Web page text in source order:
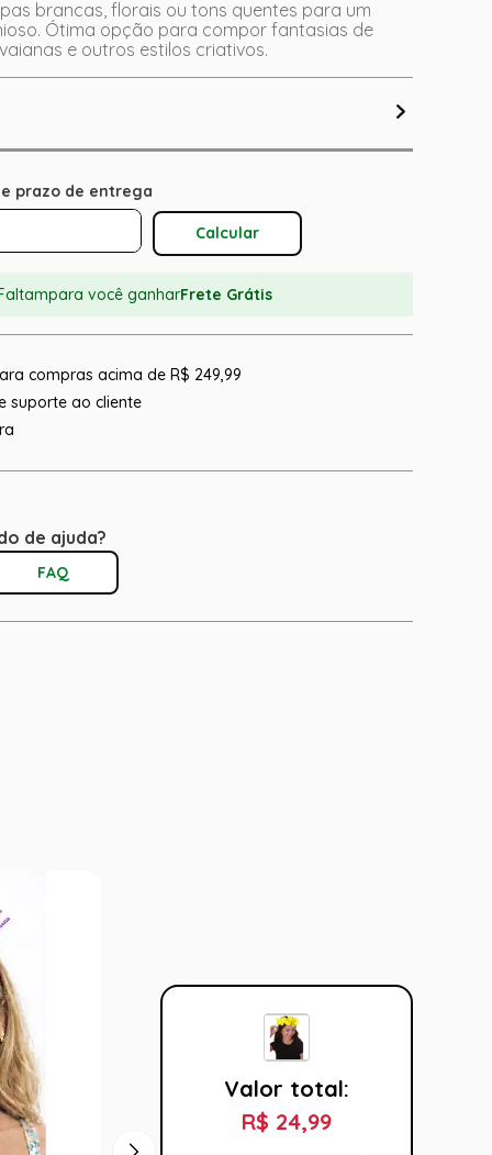
brancas, florais ou tons quentes para um
Ótima opção para compor fantasias de
e outros estilos criativos.
Calcular O Frete
para você ganharFrete Grátis
compras acima de R$ 249,99
suporte ao cliente
de ajuda?
FAQ
Valor total:
R$ 24,99